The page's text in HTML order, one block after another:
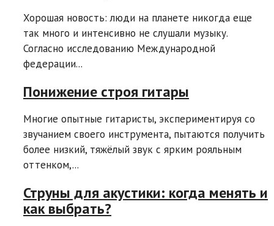
Хорошая новость: люди на планете никогда еще
так много и интенсивно не слушали музыку.
Согласно исследованию Международной
федерации...
Понижение строя гитары
Многие опытные гитаристы, экспериментируя со
звучанием своего инструмента, пытаются получить
более низкий, тяжёлый звук с ярким рояльным
оттенком,...
Струны для акустики: когда менять и
как выбрать?